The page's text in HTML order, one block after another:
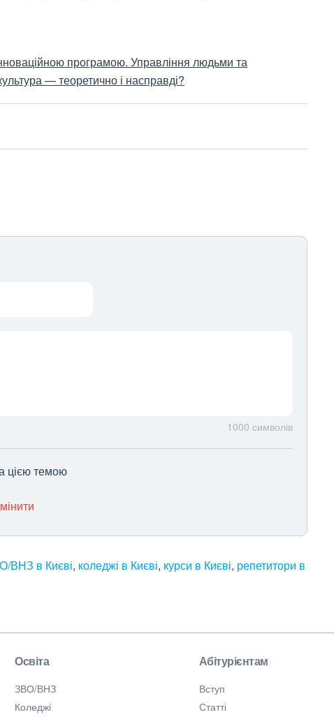
програмою. Управління людьми та
— теоретично і насправді?
1000 символів
цією темою
ВНЗ в Києві, коледжі в Києві, курси в Києві, репетитори в
Освіта
ЗВО/ВНЗ
Коледжі
Абітурієнтам
Вступ
Статті